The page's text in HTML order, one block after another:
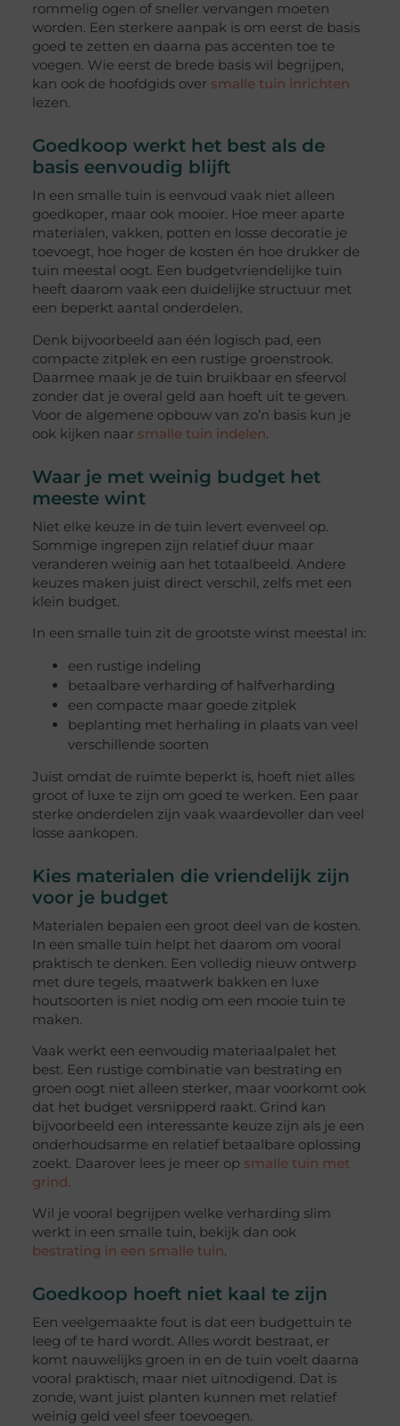
rommelig ogen of sneller vervangen moeten
worden. Een sterkere aanpak is om eerst de basis
goed te zetten en daarna pas accenten toe te
voegen. Wie eerst de brede basis wil begrijpen,
kan ook de hoofdgids over smalle tuin inrichten
lezen.
Goedkoop werkt het best als de
basis eenvoudig blijft
In een smalle tuin is eenvoud vaak niet alleen
goedkoper, maar ook mooier. Hoe meer aparte
materialen, vakken, potten en losse decoratie je
toevoegt, hoe hoger de kosten én hoe drukker de
tuin meestal oogt. Een budgetvriendelijke tuin
heeft daarom vaak een duidelijke structuur met
een beperkt aantal onderdelen.
Denk bijvoorbeeld aan één logisch pad, een
compacte zitplek en een rustige groenstrook.
Daarmee maak je de tuin bruikbaar en sfeervol
zonder dat je overal geld aan hoeft uit te geven.
Voor de algemene opbouw van zo’n basis kun je
ook kijken naar smalle tuin indelen.
Waar je met weinig budget het
meeste wint
Niet elke keuze in de tuin levert evenveel op.
Sommige ingrepen zijn relatief duur maar
veranderen weinig aan het totaalbeeld. Andere
keuzes maken juist direct verschil, zelfs met een
klein budget.
In een smalle tuin zit de grootste winst meestal in:
een rustige indeling
betaalbare verharding of halfverharding
een compacte maar goede zitplek
beplanting met herhaling in plaats van veel
verschillende soorten
Juist omdat de ruimte beperkt is, hoeft niet alles
groot of luxe te zijn om goed te werken. Een paar
sterke onderdelen zijn vaak waardevoller dan veel
losse aankopen.
Kies materialen die vriendelijk zijn
voor je budget
Materialen bepalen een groot deel van de kosten.
In een smalle tuin helpt het daarom om vooral
praktisch te denken. Een volledig nieuw ontwerp
met dure tegels, maatwerk bakken en luxe
houtsoorten is niet nodig om een mooie tuin te
maken.
Vaak werkt een eenvoudig materiaalpalet het
best. Een rustige combinatie van bestrating en
groen oogt niet alleen sterker, maar voorkomt ook
dat het budget versnipperd raakt. Grind kan
bijvoorbeeld een interessante keuze zijn als je een
onderhoudsarme en relatief betaalbare oplossing
zoekt. Daarover lees je meer op smalle tuin met
grind.
Wil je vooral begrijpen welke verharding slim
werkt in een smalle tuin, bekijk dan ook
bestrating in een smalle tuin.
Goedkoop hoeft niet kaal te zijn
Een veelgemaakte fout is dat een budgettuin te
leeg of te hard wordt. Alles wordt bestraat, er
komt nauwelijks groen in en de tuin voelt daarna
vooral praktisch, maar niet uitnodigend. Dat is
zonde, want juist planten kunnen met relatief
weinig geld veel sfeer toevoegen.